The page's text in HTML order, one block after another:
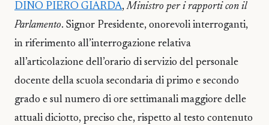
DINO PIERO GIARDA,Ministro per i rapporti con il
Parlamento. Signor Presidente, onorevoli interroganti,
in riferimento all’interrogazione relativa
all’articolazione dell’orario di servizio del personale
docente della scuola secondaria di primo e secondo
grado e sul numero di ore settimanali maggiore delle
attuali diciotto, preciso che, rispetto al testo contenuto